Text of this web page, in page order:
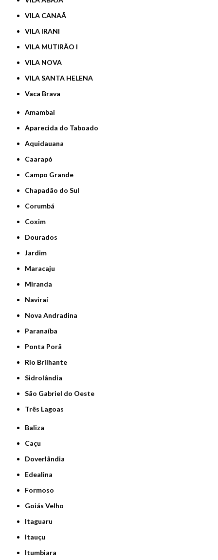
VILA CANAÃ
VILA IRANI
VILA MUTIRÃO I
VILA NOVA
VILA SANTA HELENA
Vaca Brava
Amambai
Aparecida do Taboado
Aquidauana
Caarapó
Campo Grande
Chapadão do Sul
Corumbá
Coxim
Dourados
Jardim
Maracaju
Miranda
Naviraí
Nova Andradina
Paranaíba
Ponta Porã
Rio Brilhante
Sidrolândia
São Gabriel do Oeste
Três Lagoas
Baliza
Caçu
Doverlândia
Edealina
Formoso
Goiás Velho
Itaguaru
Itauçu
Itumbiara